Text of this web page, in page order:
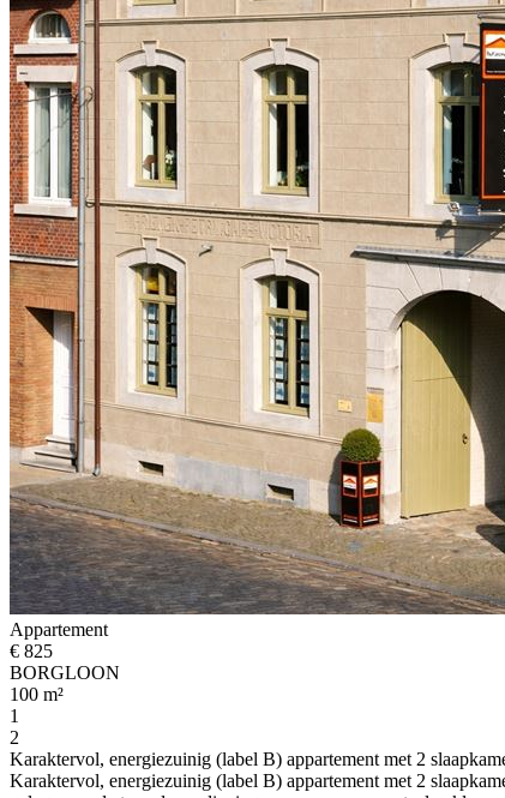
Appartement
€ 825
BORGLOON
100 m²
1
2
Karaktervol, energiezuinig (label B) appartement met 2
Karaktervol, energiezuinig (label B) appartement met 2